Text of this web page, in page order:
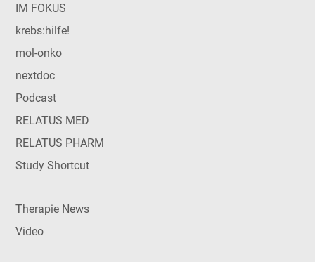
IM FOKUS
krebs:hilfe!
mol-onko
nextdoc
Podcast
RELATUS MED
RELATUS PHARM
Study Shortcut
Therapie News
Video